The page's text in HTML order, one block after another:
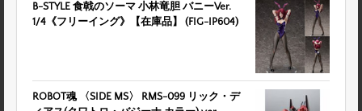
B-STYLE 食戟のソーマ 小林竜胆 バニーVer.
1/4《フリーイング》【在庫品】 (FIG-IP604)
ROBOT魂 〈SIDE MS〉 RMS-099 リック・デ